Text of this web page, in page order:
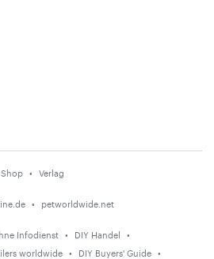
Shop Verlag
petworldwide.net
Infodienst
DIY Handel
worldwide DIY Buyers' Guide